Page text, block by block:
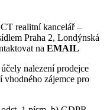
realitní kancelář –
Praha 2, Londýnská
na EMAIL
nalezení prodejce
vhodného zájemce pro